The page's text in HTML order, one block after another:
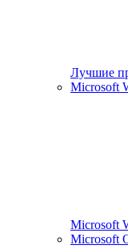
Лучшие
Microsoft
Microsoft
Microsoft